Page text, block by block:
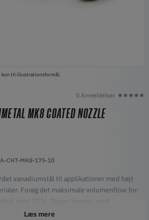
kun til illustrationsformål.
0 Anmeldelser
MK8 COATED NOZZLE
CHT-MK8-175-10
vanadiumstål til applikationer med højt
Forøg det maksimale volumenflow for
med 50 %. Dysen leveres med
Læs mere